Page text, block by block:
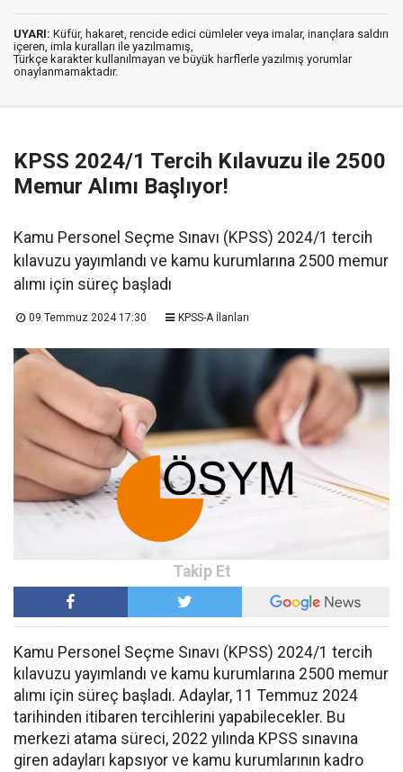
UYARI: Küfür, hakaret, rencide edici cümleler veya imalar, inançlara saldırı
içeren, imla kuralları ile yazılmamış,
Türkçe karakter kullanılmayan ve büyük harflerle yazılmış yorumlar
onaylanmamaktadır.
KPSS 2024/1 Tercih Kılavuzu ile 2500
Memur Alımı Başlıyor!
Kamu Personel Seçme Sınavı (KPSS) 2024/1 tercih
kılavuzu yayımlandı ve kamu kurumlarına 2500 memur
alımı için süreç başladı
09 Temmuz 2024 17:30 KPSS-A İlanları
Kamu Personel Seçme Sınavı (KPSS) 2024/1 tercih
kılavuzu yayımlandı ve kamu kurumlarına 2500 memur
alımı için süreç başladı. Adaylar, 11 Temmuz 2024
tarihinden itibaren tercihlerini yapabilecekler. Bu
merkezi atama süreci, 2022 yılında KPSS sınavına
giren adayları kapsıyor ve kamu kurumlarının kadro